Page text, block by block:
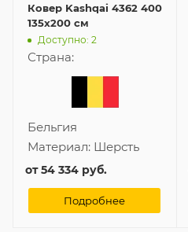
Ковер Kashqai 4362 400
135x200 см
Доступно: 2
Страна:
Бельгия
Материал: Шерсть
от54 334 руб.
Подробнее